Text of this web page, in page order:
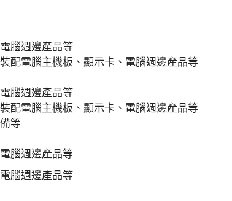
腦週邊產品等
裝配電腦主機板、顯示卡、電腦週邊產品等
腦週邊產品等
裝配電腦主機板、顯示卡、電腦週邊產品等
等
腦週邊產品等
腦週邊產品等